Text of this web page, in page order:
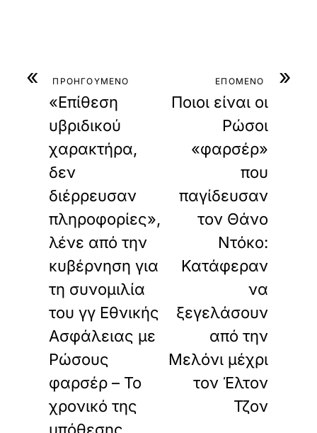
« ΠΡΟΗΓΟΥΜΕΝΟ
«Επίθεση
υβριδικού
χαρακτήρα,
δεν
διέρρευσαν
πληροφορίες»,
λένε από την
κυβέρνηση για
τη συνομιλία
του γγ Εθνικής
Ασφάλειας με
Ρώσους
φαρσέρ – Το
χρονικό της
»
ΕΠΟΜΕΝΟ
Ποιοι είναι οι
Ρώσοι
«φαρσέρ»
που
παγίδευσαν
τον Θάνο
Ντόκο:
Κατάφεραν
να
ξεγελάσουν
από την
Μελόνι μέχρι
τον Έλτον
Τζον